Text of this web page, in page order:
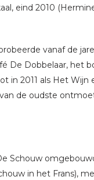
eind 2010
vanaf de
De Dobbelaar, het
2011 als Het Wijn
de oudste
Schouw
in het Frans),